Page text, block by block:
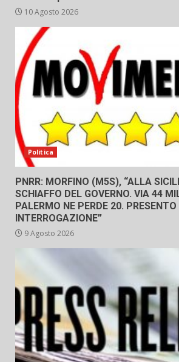
10 Agosto 2026
Politica
PNRR: MORFINO (M5S), “ALLA
SCHIAFFO DEL GOVERNO. VIA 44
PALERMO NE PERDE 20. PRESENTO
INTERROGAZIONE”
9 Agosto 2026